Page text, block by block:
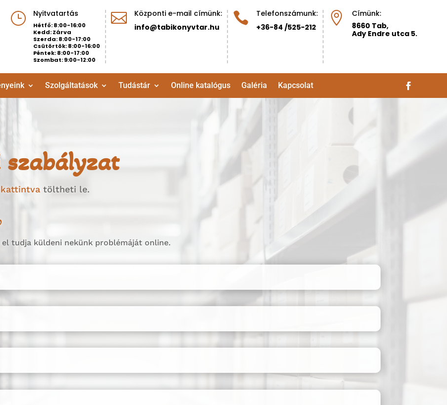
} Nyitvatartás
Hétfő: 8:00-16:00
Kedd: Zárva
Szerda: 8:00-17:00
Csütörtök: 8:00-16:00
Péntek: 8:00-17:00
Szombat: 9:00-12:00

Központi e-mail címünk:
info@tabikonyvtar.hu

Telefonszámunk:
+36-84 /525-212

Címünk:
8660 Tab,
Ady Endre utca 5.
Szolgáltatások Tudástár Online katalógus Galéria Kapcsolat
szabályzat
töltheti le.
tudja küldeni nekünk problémáját online.